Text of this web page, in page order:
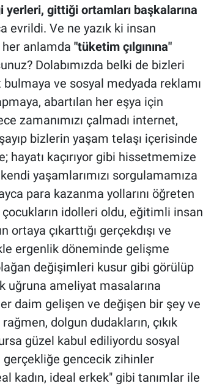
gittiği ortamları başkalarına
evrildi. Ve ne yazık ki insan
her anlamda "tüketim çılgınına"
Dolabımızda belki de bizleri
ve sosyal medyada reklamı
abartılan her eşya için
zamanımızı çalmadı internet,
bizlerin yaşam telaşı içerisinde
hayatı kaçırıyor gibi hissetmemize
yaşamlarımızı sorgulamamıza
para kazanma yollarını öğreten
idolleri oldu, eğitimli insan
çıkarttığı gerçekdışı ve
ergenlik döneminde gelişme
değişimleri kusur gibi görülüp
uğruna ameliyat masalarına
daim gelişen ve değişen bir şey ve
dolgun dudakların, çıkık
güzel kabul ediliyordu sosyal
gerçekliğe gencecik zihinler
kadın, ideal erkek" gibi tanımlar ile